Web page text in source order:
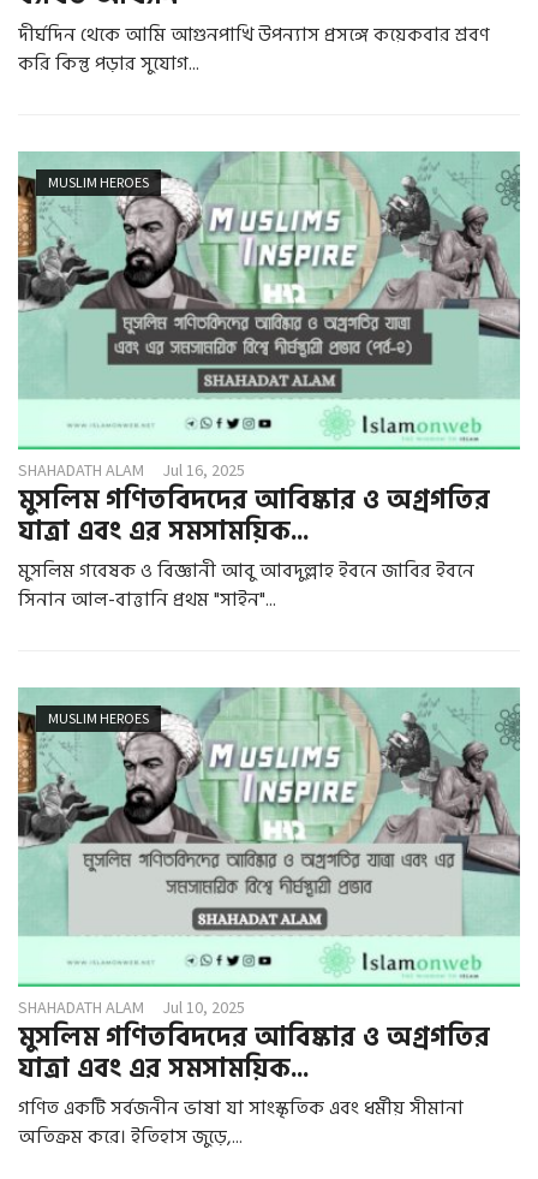
দীর্ঘদিন থেকে আমি আগুনপাখি উপন্যাস প্রসঙ্গে কয়েকবার শ্রবণ
করি কিন্তু পড়ার সুযোগ...
MUSLIM HEROES
SHAHADATH ALAM Jul 16, 2025
মুসলিম গণিতবিদদের আবিষ্কার ও অগ্রগতির
যাত্রা এবং এর সমসাময়িক...
মুসলিম গবেষক ও বিজ্ঞানী আবু আবদুল্লাহ ইবনে জাবির ইবনে
সিনান আল-বাত্তানি প্রথম "সাইন"...
MUSLIM HEROES
SHAHADATH ALAM Jul 10, 2025
মুসলিম গণিতবিদদের আবিষ্কার ও অগ্রগতির
যাত্রা এবং এর সমসাময়িক...
গণিত একটি সর্বজনীন ভাষা যা সাংস্কৃতিক এবং ধর্মীয় সীমানা
অতিক্রম করে। ইতিহাস জুড়ে,...